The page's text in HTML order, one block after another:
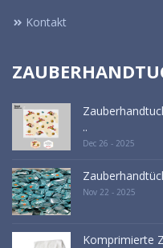
Kontakt
..
Dec 26 - 2025
Nov 22 - 2025
Komprimierte